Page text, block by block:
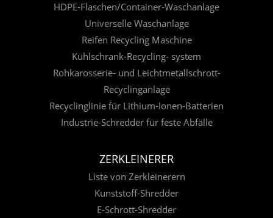
HDPE-Flaschen/Container-Waschanlage
Universelle Waschanlage
Reifen Recycling Maschine
Kühlschrank-Recycling- system
Rohkarosserie- und Leichtmetallschrott-
Recyclinganlage
Recyclinglinie für Lithium-Ionen-Batterien
Industrie-Schredder für feste Abfälle
ZERKLEINERER
Liste von Zerkleinerern
Kunststoff-Shredder
E-Schrott-Shredder